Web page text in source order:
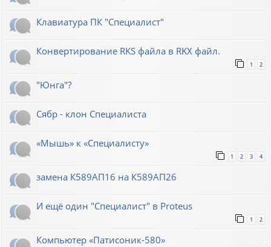
Клавиатура ПК "Специалист"
Конвертирование RKS файла в RKX файл.
1 2
"Юнга"?
Сябр - клон Специалиста
«Мышь» к «Специалисту»
1 2 3 4
замена К589АП16 на К589АП26
И ещё один "Специалист" в Proteus
1 2
Компьютер «Патисоник-580»